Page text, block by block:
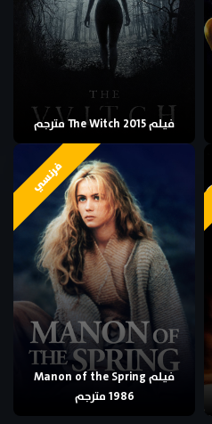
فيلم The Witch 2015 مترجم
فرنسي
فيلم Manon of the Spring
1986 مترجم